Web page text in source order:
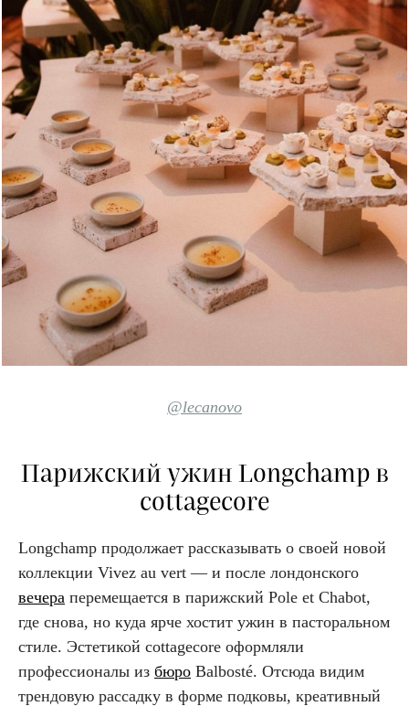
@lecanovo
Парижский ужин Longchamp в
cottagecore
Longchamp продолжает рассказывать о своей новой
коллекции Vivez au vert — и после лондонского
вечера перемещается в парижский Pole et Chabot,
где снова, но куда ярче хостит ужин в пасторальном
стиле. Эстетикой cottagecore оформляли
профессионалы из бюро Balbosté. Отсюда видим
трендовую рассадку в форме подковы, креативный